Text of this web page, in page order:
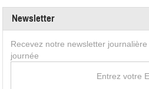
Newsletter
Recevez notre newsletter
journée
Entrez votre